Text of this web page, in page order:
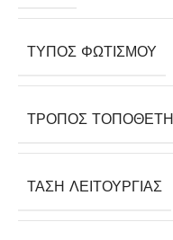
ΤΎΠΟΣ ΦΩΤΙΣΜΟΎ
ΤΡΌΠΟΣ
ΤΆΣΗ ΛΕΙΤΟΥΡΓΊΑΣ